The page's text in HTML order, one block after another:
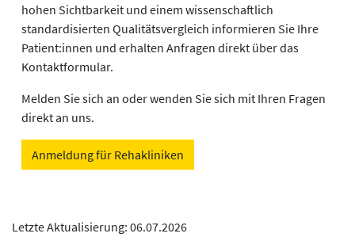
hohen Sichtbarkeit und einem wissenschaftlich
standardisierten Qualitätsvergleich informieren Sie Ihre
Patient:innen und erhalten Anfragen direkt über das
Kontaktformular.
Melden Sie sich an oder wenden Sie sich mit Ihren Fragen
direkt an uns.
Anmeldung für Rehakliniken
Letzte Aktualisierung: 06.07.2026